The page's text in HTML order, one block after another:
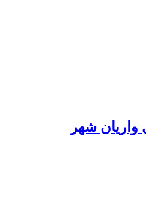
واریان شهر